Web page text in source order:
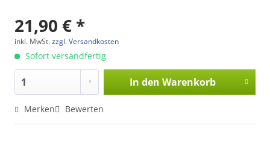
21,90 € *
inkl. MwSt.zzgl. Versandkosten
Sofort versandfertig
In den Warenkorb
Merken Bewerten